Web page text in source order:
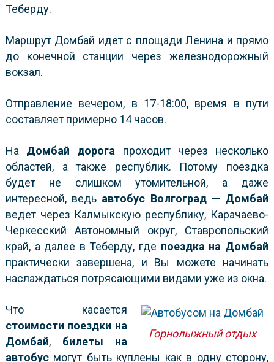
Теберду.
Маршрут Домбай идет с площади Ленина и прямо
до конечной станции через железнодорожный
вокзал.
Отправление вечером, в 17-18:00, время в пути
составляет примерно 14 часов.
На Домбай дорога проходит через несколько
областей, а также республик. Потому поездка
будет не слишком утомительной, а даже
интересной, ведь автобус Волгоград— Домбай
ведет через Калмыкскую республику, Карачаево-
Черкесский Автономный округ, Ставропольский
край, а далее в Теберду, где поездка на Домбай
практически завершена, и Вы можете начинать
наслаждаться потрясающими видами уже из окна.
Горнолыжный отдых
Что касается
стоимости поездки на
Домбай, билеты на
автобусмогут быть куплены как в одну сторону,